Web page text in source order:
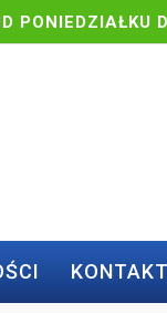
PONIEDZIAŁKU
KONTAKT